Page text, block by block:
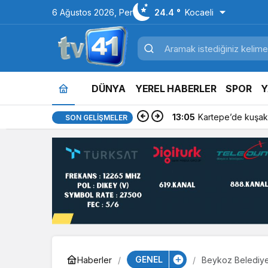
6 Ağustos 2026, Per 24.4 ° Kocaeli
DÜNYA YEREL HABERLER SPOR
SON GELIŞMELER 13:05 Kartepe’de
Haberler GENEL Beykoz Belediye